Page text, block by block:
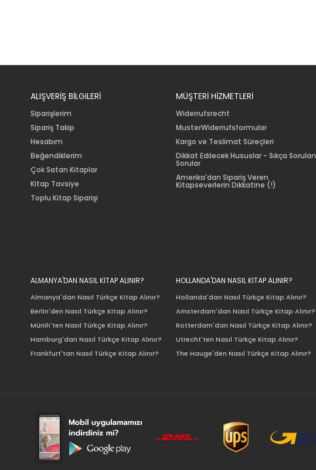
ALIŞVERİŞ BİLGiLERİ
Siparişlerim
Sipariş Takip
Hesabım
Beğendiklerim
Çok Satan Kitaplar
Kitap Tavsiye
Toplu Kitap Siparişi
MÜŞTERİ HİZMETLERİ
Widerrufsrecht
MusterWiderrufsformular
Kargo ve Teslimat Süreçleri
Dikkat Edilecek Hususlar - Sıkça Sorulan
Sorular
Amerika'dan Sipariş Veren
Kitapseverlerin Dikkatine (!)
ALMANYA'DAN NASIL KİTAP ALINIR?
Almanya'dan Nasıl Türkçe Kitap Alınır?
Berlin'den Nasıl Türkçe Kitap Alınır?
Münih'ten Nasıl Türkçe Kitap Alınır?
Hamburg'dan Nasıl Türkçe Kitap Alınır?
Frankfurt'tan Nasıl Türkçe Kitap Alınır?
HOLLANDA'DAN NASIL KİTAP ALINIR?
Hollanda'dan Nasıl Türkçe Kitap Alınır?
Amsterdam'dan Nasıl Türkçe Kitap Alınır?
Rotterdam'dan Nasıl Türkçe Kitap Alınır?
Utrecht'ten Nasıl Türkçe Kitap Alınır?
The Hauge'den Nasıl Türkçe Kitap Alınır?